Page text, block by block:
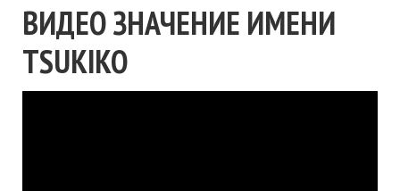
ВИДЕО ЗНАЧЕНИЕ ИМЕНИ
TSUKIKO